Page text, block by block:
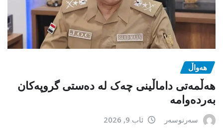
هەواڵ
هەڵمەتی داماڵینی چەک لە دەستی گروپەکان
بەردەوامە
سەرنوسەر ئاب 9, 2026